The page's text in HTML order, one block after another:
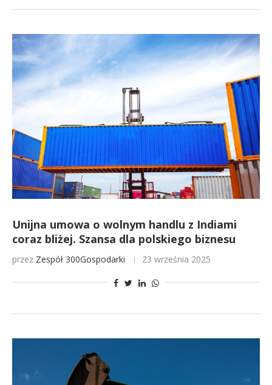
Unijna umowa o wolnym handlu z Indiami
coraz bliżej. Szansa dla polskiego biznesu
przez Zespół 300Gospodarki 23 września 2025